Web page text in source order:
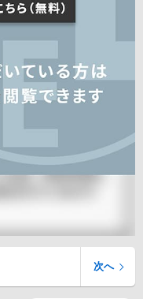
次へ